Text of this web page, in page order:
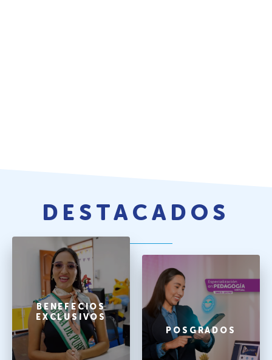
DESTACADOS
BENEFECIOS
EXCLUSIVOS
POSGRADOS